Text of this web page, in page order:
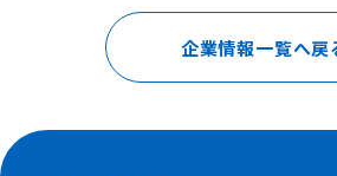
企業情報一覧へ戻